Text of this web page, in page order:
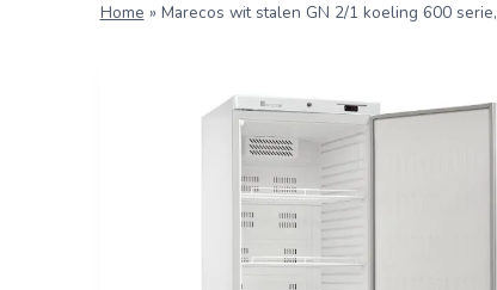
Home » Marecos wit stalen GN 2/1 koeling 600